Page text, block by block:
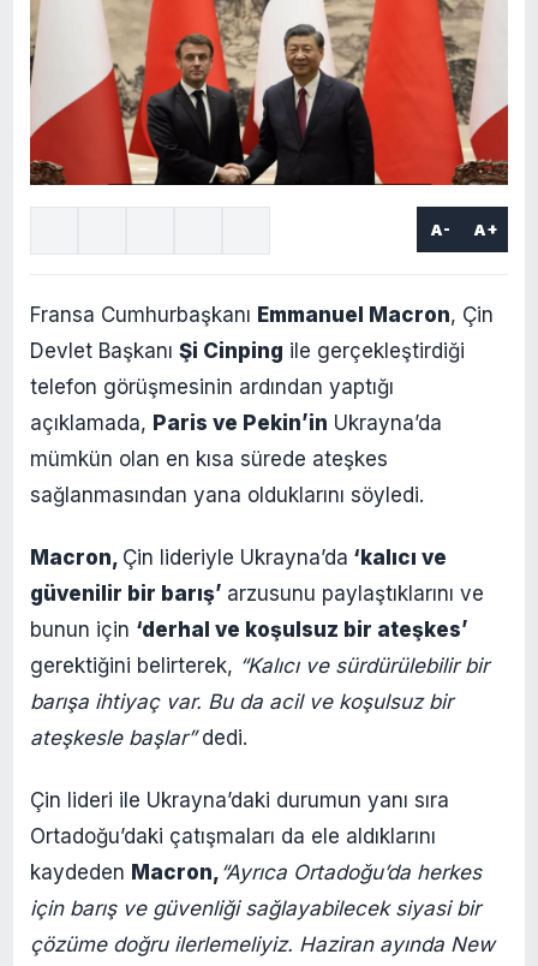
A- A+
Fransa Cumhurbaşkanı Emmanuel Macron, Çin
Devlet Başkanı Şi Cinping ile gerçekleştirdiği
telefon görüşmesinin ardından yaptığı
açıklamada, Paris ve Pekin’in Ukrayna’da
mümkün olan en kısa sürede ateşkes
sağlanmasından yana olduklarını söyledi.
Macron, Çin lideriyle Ukrayna’da ‘kalıcı ve
güvenilir bir barış’ arzusunu paylaştıklarını ve
bunun için ‘derhal ve koşulsuz bir ateşkes’
gerektiğini belirterek, “Kalıcı ve sürdürülebilir bir
barışa ihtiyaç var. Bu da acil ve koşulsuz bir
ateşkesle başlar”dedi.
Çin lideri ile Ukrayna’daki durumun yanı sıra
Ortadoğu’daki çatışmaları da ele aldıklarını
kaydeden Macron, “Ayrıca Ortadoğu’da herkes
için barış ve güvenliği sağlayabilecek siyasi bir
çözüme doğru ilerlemeliyiz. Haziran ayında New